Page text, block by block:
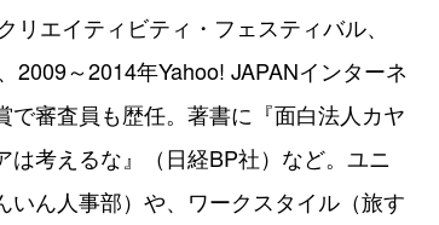
エイティビティ・フェスティバル、
～2014年Yahoo! JAPANインターネ
で審査員も歴任。著書に『面白法人カヤ
考えるな』（日経BP社）など。ユニ
ん人事部）や、ワークスタイル（旅す